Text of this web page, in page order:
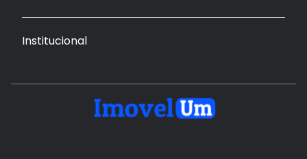
Institucional